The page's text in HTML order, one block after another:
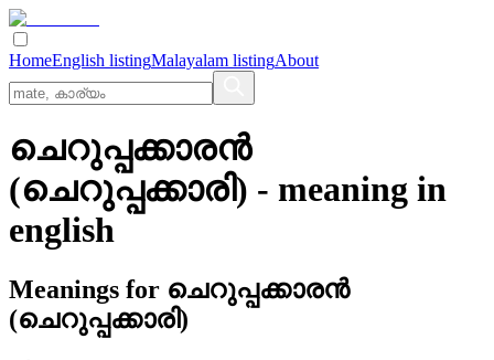
HomeEnglish listingMalayalam listingAbout
ചെറുപ്പക്കാരന്‍
(ചെറുപ്പക്കാരി) - meaning in
english
Meanings for ചെറുപ്പക്കാരന്‍
(ചെറുപ്പക്കാരി)